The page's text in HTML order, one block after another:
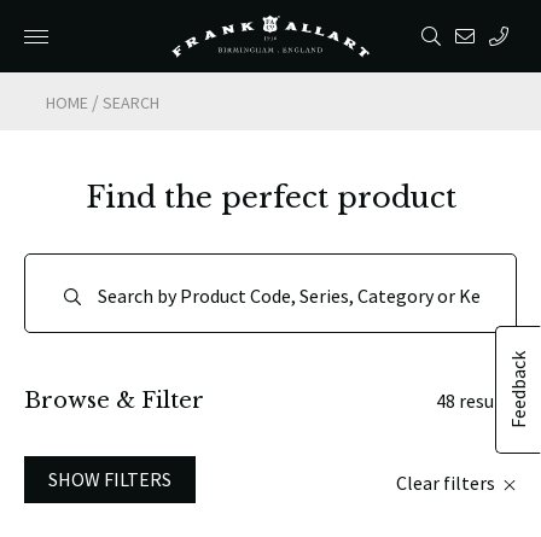
HOME /SEARCH
Feedback
Find the perfect product
Browse & Filter 48 results
SHOW FILTERS Clear filters